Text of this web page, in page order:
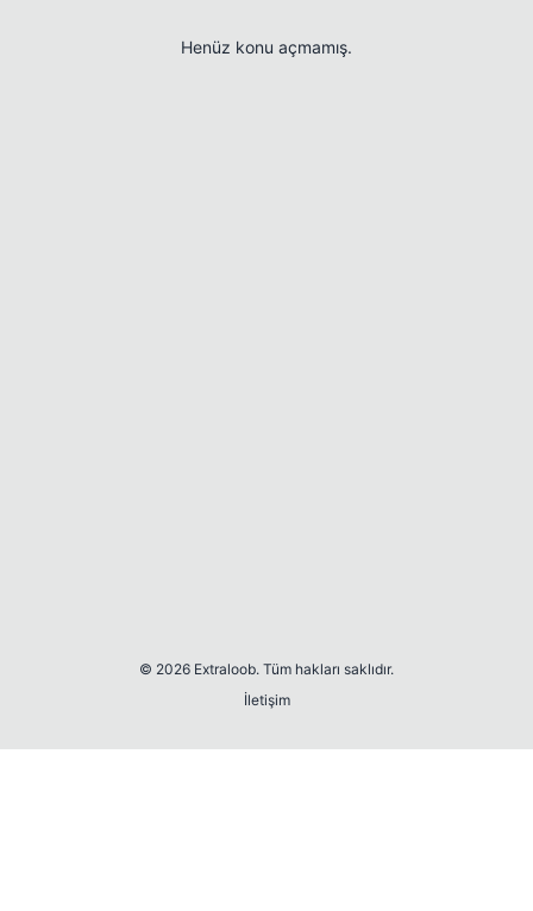
Henüz konu açmamış.
© 2026 Extraloob. Tüm hakları saklıdır.
İletişim